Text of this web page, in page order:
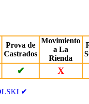
Prova de
Castrados
Movimiento
a La
Rienda
✔ X